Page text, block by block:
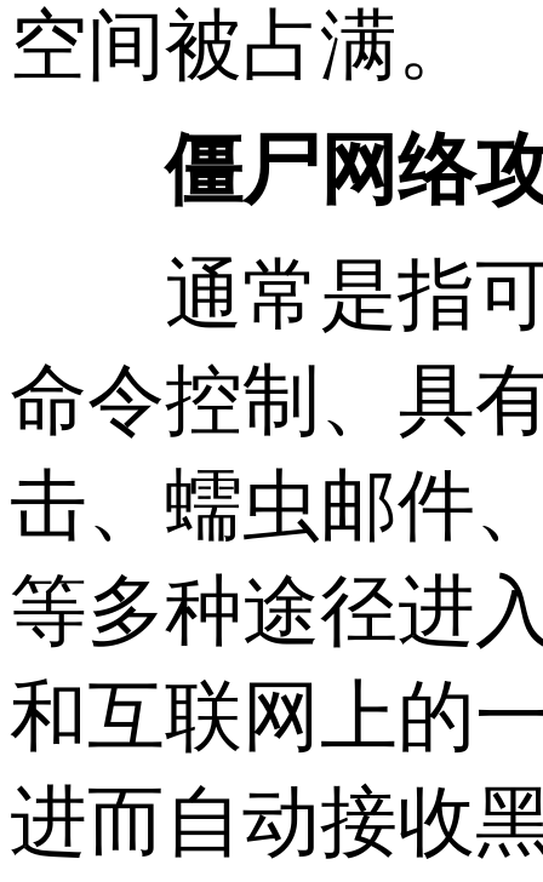
空间被占满。
僵尸网络
通常是指可
命令控制、具
击、蠕虫邮件
等多种途径进
和互联网上的
进而自动接收